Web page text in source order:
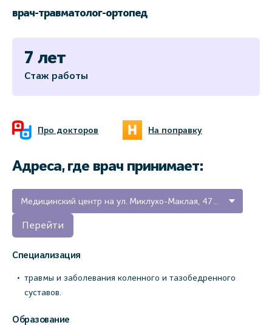
врач-травматолог-ортопед
7 лет
Стаж работы
Про докторов На поправку
Адреса, где врач принимает:
Медицинский центр на ул. Миклухо-Маклая, 47А (Новгородская область, г. Окуловка)
Перейти
Специализация
травмы и заболевания коленного и тазобедренного
суставов.
Образование